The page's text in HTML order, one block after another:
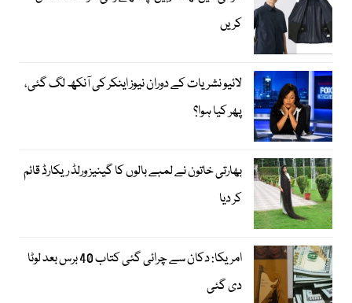
کریں
لائیو نشریات کے دوران نیوز اینکر کی آنکھ لگ گئی،
پھر کیا ہوا؟
بھارتی خاتون نے لمبے بالوں کا گینیز ورلڈ ریکارڈ قائم
کر دیا
امریکا: دکان سے چرائی گئی کتاب 40 برس بعد لوٹا
دی گئی